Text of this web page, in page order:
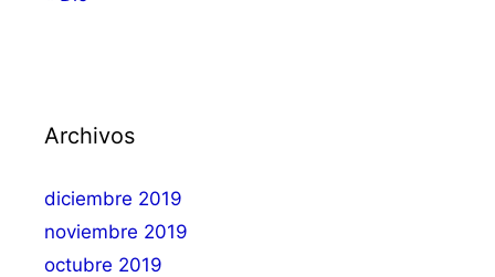
Archivos
diciembre 2019
noviembre 2019
octubre 2019